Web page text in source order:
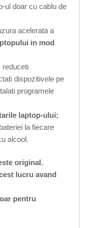
ul doar cu cablu de
acelerata a
in mod
reduceti
dispozitivele pe
programele
laptop-ului;
la fiecare
alcool.
original.
lucru avand
pentru